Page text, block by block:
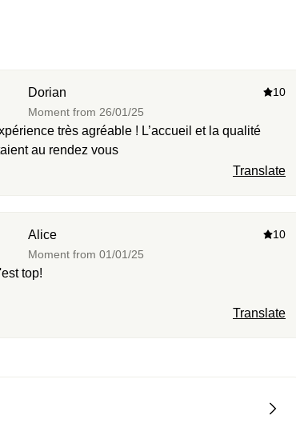
le bain nordique et n’hésitez pas à nous
Dorian
Moment from 26/01/25
10
très agréable ! L’accueil et la qualité
au rendez vous
Translate
Alice
Moment from 01/01/25
10
top!
Translate